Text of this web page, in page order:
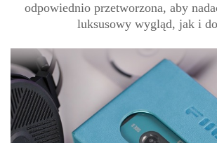
odpowiednio przetworzona, aby
luksusowy wygląd, jak i